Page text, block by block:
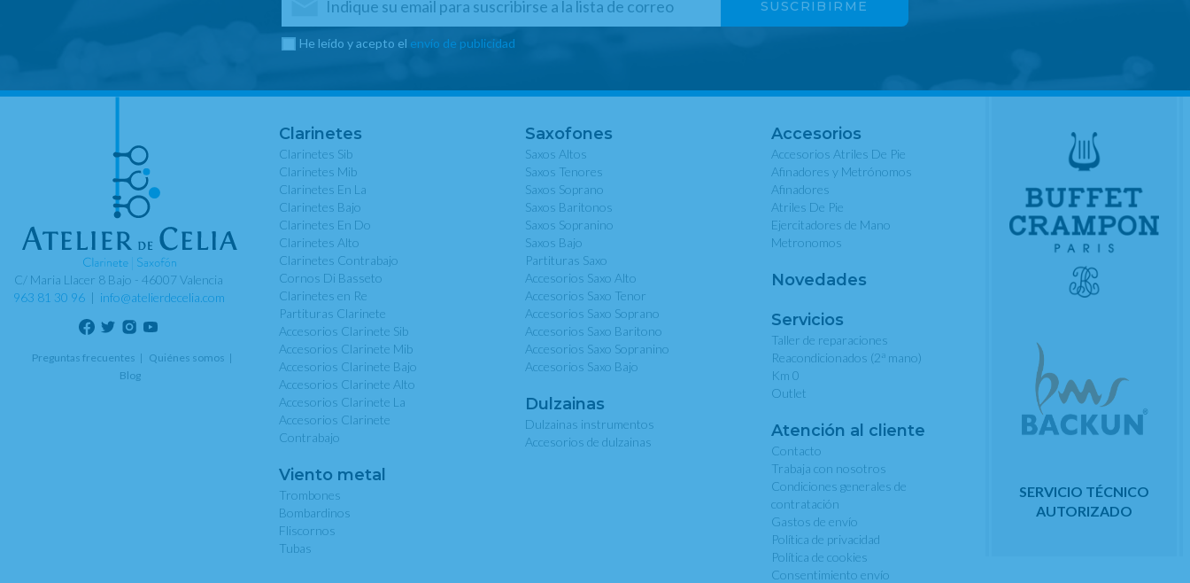
He leído y acepto el envío de publicidad
C/ Maria Llacer 8 Bajo - 46007 Valencia
963 81 30 96| info@atelierdecelia.com
Preguntas frecuentes
Quiénes somos
Blog
Clarinetes
Clarinetes Sib
Clarinetes Mib
Clarinetes En La
Clarinetes Bajo
Clarinetes En Do
Clarinetes Alto
Clarinetes Contrabajo
Cornos Di Basseto
Clarinetes en Re
Partituras Clarinete
Accesorios Clarinete Sib
Accesorios Clarinete Mib
Accesorios Clarinete Bajo
Accesorios Clarinete Alto
Accesorios Clarinete La
Accesorios Clarinete
Contrabajo
Viento metal
Trombones
Bombardinos
Fliscornos
Tubas
Saxofones
Saxos Altos
Saxos Tenores
Saxos Soprano
Saxos Baritonos
Saxos Sopranino
Saxos Bajo
Partituras Saxo
Accesorios Saxo Alto
Accesorios Saxo Tenor
Accesorios Saxo Soprano
Accesorios Saxo Baritono
Accesorios Saxo Sopranino
Accesorios Saxo Bajo
Dulzainas
Dulzainas instrumentos
Accesorios de dulzainas
Accesorios
Accesorios Atriles De Pie
Afinadores y Metrónomos
Afinadores
Atriles De Pie
Ejercitadores de Mano
Metronomos
Novedades
Servicios
Taller de reparaciones
Reacondicionados (2a mano)
Km 0
Outlet
Atención al cliente
Contacto
Trabaja con nosotros
Condiciones generales de
contratación
Gastos de envío
Política de privacidad
Política de cookies
Consentimiento envío
SERVICIO TÉCNICO
AUTORIZADO